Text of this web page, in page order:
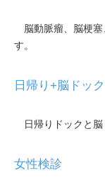
脳動脈瘤、脳梗塞
す。
日帰り+脳ドック
日帰りドックと脳
女性検診